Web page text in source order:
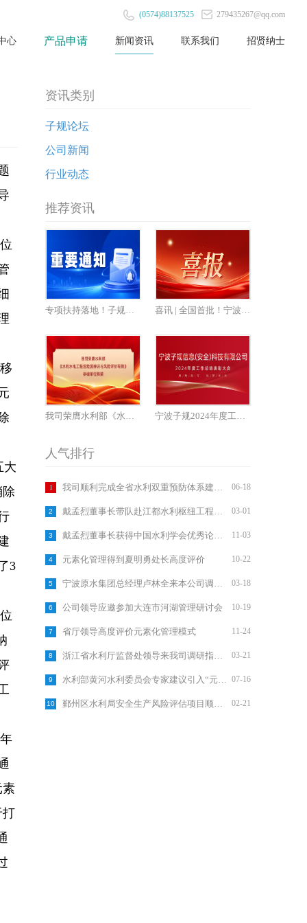
(0574)88137525 279435267@qq.com
心 产品申请 新闻资讯 联系我们 招贤纳士
资讯类别
子规论坛
公司新闻
行业动态
推荐资讯
专项扶持落地！子规科技深耕水利安全软件，入选高新区软件产业专项资金拟补助名单 喜讯 | 全国首批！宁波子规荣获水利安全生产技术服务能力最高等级 （A级）认证
我司荣膺水利部《水利水电工程危险源辨识与风险评价导则》参编单位殊荣 宁波子规2024年度工作总结表彰大会
人气排行
06-18
1 我司顺利完成全省水利双重预防体系建设和水利部信息系统专题培训活动
03-01
2 戴孟烈董事长带队赴江都水利枢纽工程考察学习
11-03
3 戴孟烈董事长获得中国水利学会优秀论文奖
10-22
4 元素化管理得到夏明勇处长高度评价
03-18
5 宁波原水集团总经理卢林全来本公司调研指导工作
10-19
6 公司领导应邀参加大连市河湖管理研讨会
11-24
7 省厅领导高度评价元素化管理模式
03-21
8 浙江省水利厅监督处领导来我司调研指导工作
07-16
9 水利部黄河水利委员会专家建议引入“元素化管理”
02-21
10 鄞州区水利局安全生产风险评估项目顺利通过验收
大
3
素
打